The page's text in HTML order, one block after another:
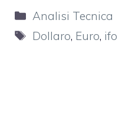
Categorie
Analisi Tecnica
Tag
Dollaro, Euro, ifo